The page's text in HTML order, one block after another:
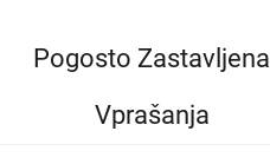
Pogosto Zastavljena
Vprašanja